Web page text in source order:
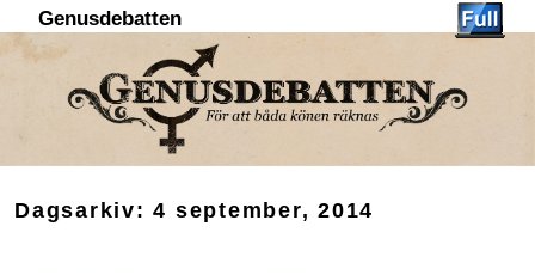
Genusdebatten
Dagsarkiv:4 september, 2014